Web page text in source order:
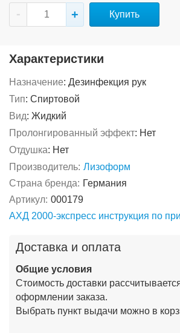
Купить
Характеристики
Назначение: Дезинфекция рук
Тип: Спиртовой
Вид: Жидкий
Пролонгированный эффект: Нет
Отдушка: Нет
Производитель: Лизоформ
Страна бренда: Германия
Артикул: 000179
АХД 2000-экспресс инструкция по
Доставка и оплата
Общие условия
Стоимость доставки
оформлении заказа.
Выбрать пункт выдачи можно в